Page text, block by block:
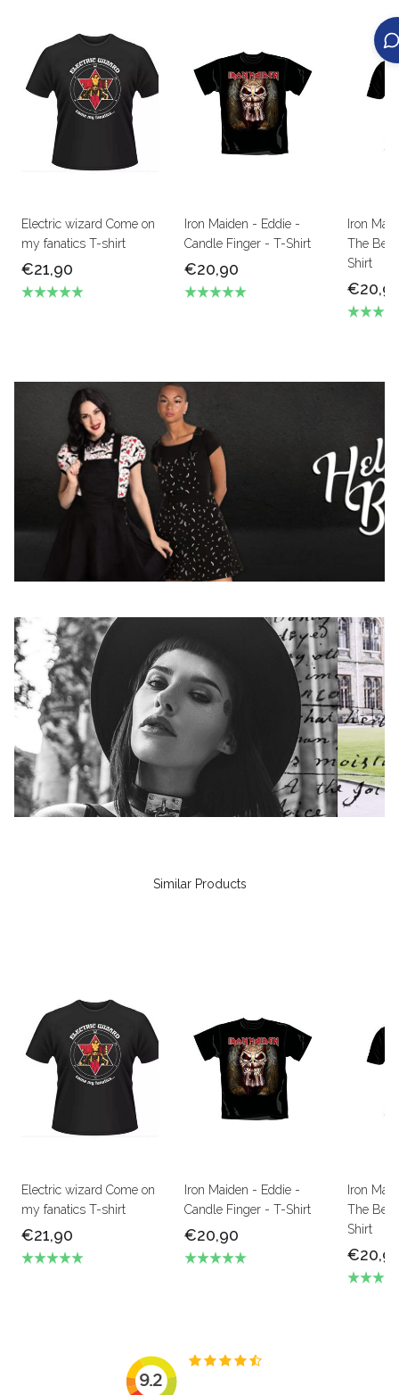
Electric wizard Come on
my fanatics T-shirt
€21,90
Iron Maiden - Eddie -
Candle Finger - T-Shirt
€20,90
Iron
The
Shirt
Similar Products
Electric wizard Come on
my fanatics T-shirt
€21,90
Iron Maiden - Eddie -
Candle Finger - T-Shirt
€20,90
Iron
The
Shirt